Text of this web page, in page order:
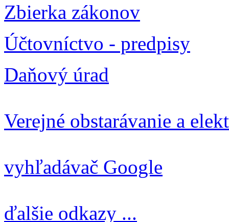
Zbierka zákonov
Účtovníctvo - predpisy
Daňový úrad
Verejné obstarávanie a
vyhľadávač Google
ďalšie odkazy ...